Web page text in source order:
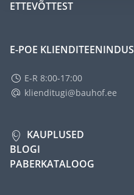
ETTEVÕTTEST
E-POE KLIENDITEENINDUS
E-R 8:00-17:00
klienditugi@bauhof.ee
KAUPLUSED
BLOGI
PABERKATALOOG